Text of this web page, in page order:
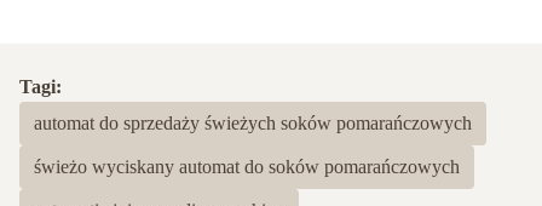
Tagi:
automat do sprzedaży świeżych soków pomarańczowych
świeżo wyciskany automat do soków pomarańczowych